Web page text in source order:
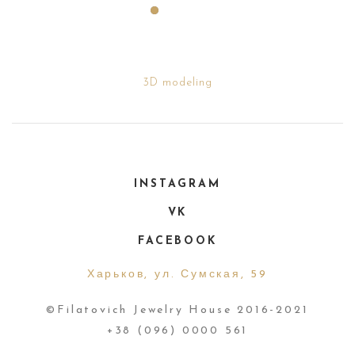
3D modeling
INSTAGRAM
VK
FACEBOOK
Харьков, ул. Сумская, 59
©Filatovich Jewelry House 2016-2021
+38 (096) 0000 561